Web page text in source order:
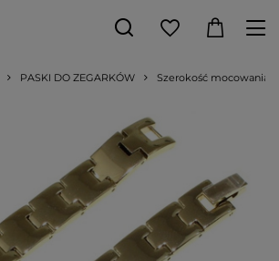
PASKI DO ZEGARKÓW Szerokość mocowania